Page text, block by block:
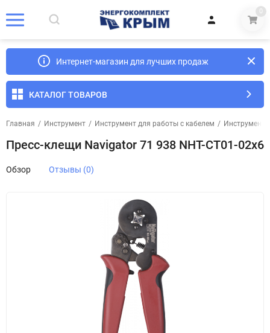
0
Интернет-магазин для лучших продаж
КАТАЛОГ ТОВАРОВ
Главная / Инструмент / Инструмент для работы с кабелем / Инструмент
Пресс-клещи Navigator 71 938 NHT-CT01-02x6
Обзор Отзывы (0)